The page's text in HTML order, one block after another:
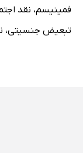
فمینیسم، نقد
تبعیض جنسیتی،